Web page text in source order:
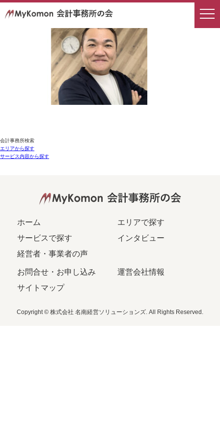
会計事務所検索
エリアから探す
サービス内容から探す
ホーム
エリアで探す
サービスで探す
インタビュー
経営者・事業者の声
お問合せ・お申し込み
運営会社情報
サイトマップ
Copyright © 株式会社 名南経営ソリューションズ. All Rights Reserved.